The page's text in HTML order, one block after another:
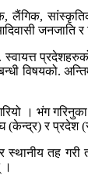
लैंगिक,
जनजाति र
विषयको.
। भंग
(केन्द्र) र प्रदेश
तह गरी
।